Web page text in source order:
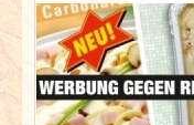
VERLOSUNGEN
INTERVIEWS